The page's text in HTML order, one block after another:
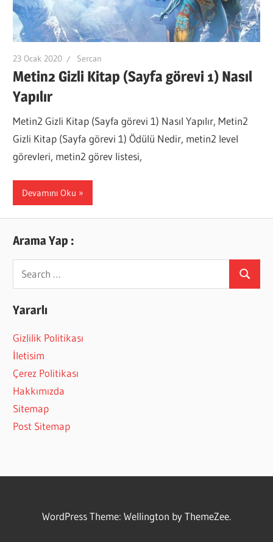
23 Ocak 2020 Sercan
Metin2 Gizli Kitap (Sayfa görevi 1) Nasıl
Yapılır
Metin2 Gizli Kitap (Sayfa görevi 1) Nasıl Yapılır, Metin2
Gizli Kitap (Sayfa görevi 1) Ödülü Nedir, metin2 level
görevleri, metin2 görev listesi,
Devamını Oku
Arama Yap :
Search
for:
Search
Yararlı
Gizlilik Politikası
İletisim
Çerez Politikası
Hakkımızda
Sitemap
Post Sitemap
WordPress Theme: Wellington by ThemeZee.